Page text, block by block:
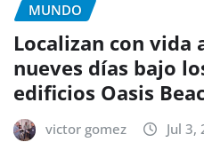
MUNDO
Localizan con vida
nueves días bajo
edificios Oasis
victor gomez Jul 3,